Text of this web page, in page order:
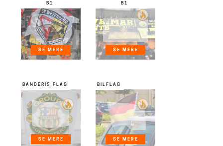
SE MERE
B1
SE MERE
B1
SE MERE
BANDERIS FLAG
SE MERE
BILFLAG